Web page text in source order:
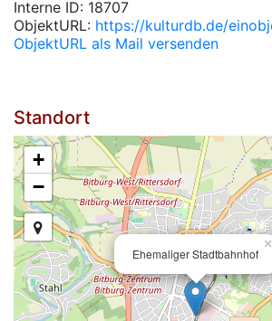
Interne ID: 18707
ObjektURL: https://kulturdb.de/
ObjektURL als Mail versenden
Standort
Ehemaliger Stadtbahnhof
×
+
−